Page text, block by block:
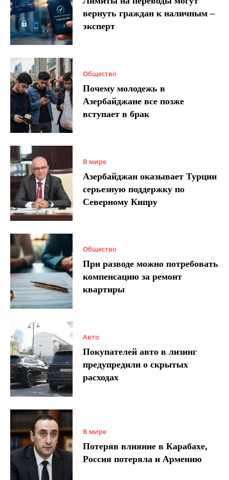
вернуть граждан к наличным –
эксперт
Общество
Почему молодежь в
Азербайджане все позже
вступает в брак
В мире
Азербайджан оказывает Турции
серьезную поддержку по
Северному Кипру
Общество
При разводе можно потребовать
компенсацию за ремонт
квартиры
Авто
Покупателей авто в лизинг
предупредили о скрытых
расходах
В мире
Потеряв влияние в Карабахе,
Россия потеряла и Армению